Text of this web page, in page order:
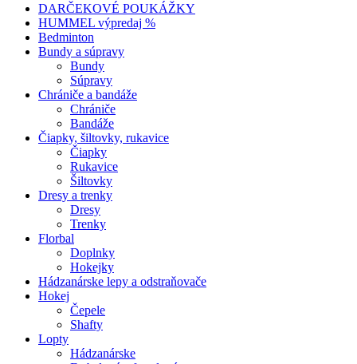
DARČEKOVÉ POUKÁŽKY
HUMMEL výpredaj %
Bedminton
Bundy a súpravy
Bundy
Súpravy
Chrániče a bandáže
Chrániče
Bandáže
Čiapky, šiltovky, rukavice
Čiapky
Rukavice
Šiltovky
Dresy a trenky
Dresy
Trenky
Florbal
Doplnky
Hokejky
Hádzanárske lepy a odstraňovače
Hokej
Čepele
Shafty
Lopty
Hádzanárske